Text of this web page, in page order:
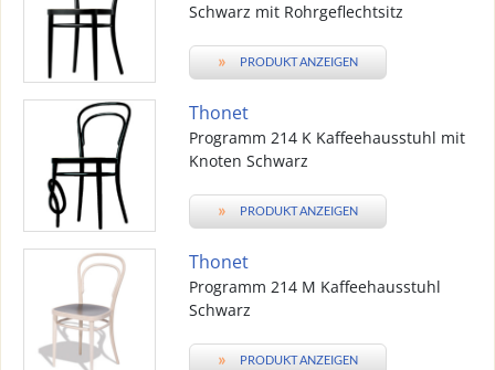
Schwarz mit Rohrgeflechtsitz
» PRODUKT ANZEIGEN
Thonet
Programm 214 K Kaffeehausstuhl mit
Knoten Schwarz
» PRODUKT ANZEIGEN
Thonet
Programm 214 M Kaffeehausstuhl
Schwarz
» PRODUKT ANZEIGEN